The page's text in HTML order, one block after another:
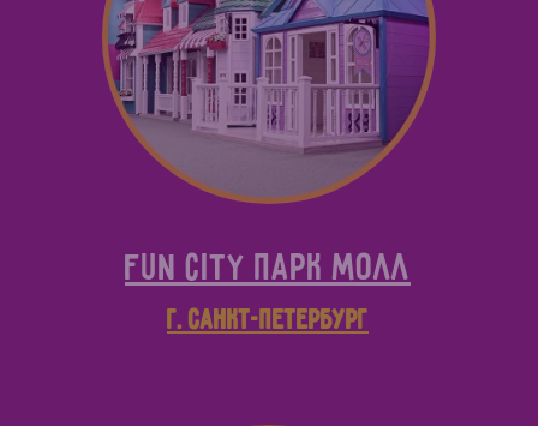
Fun City парк молл
г. Санкт-Петербург